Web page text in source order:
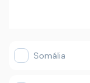
Somália